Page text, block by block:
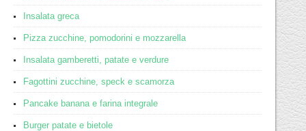
Insalata greca
Pizza zucchine, pomodorini e mozzarella
Insalata gamberetti, patate e verdure
Fagottini zucchine, speck e scamorza
Pancake banana e farina integrale
Burger patate e bietole